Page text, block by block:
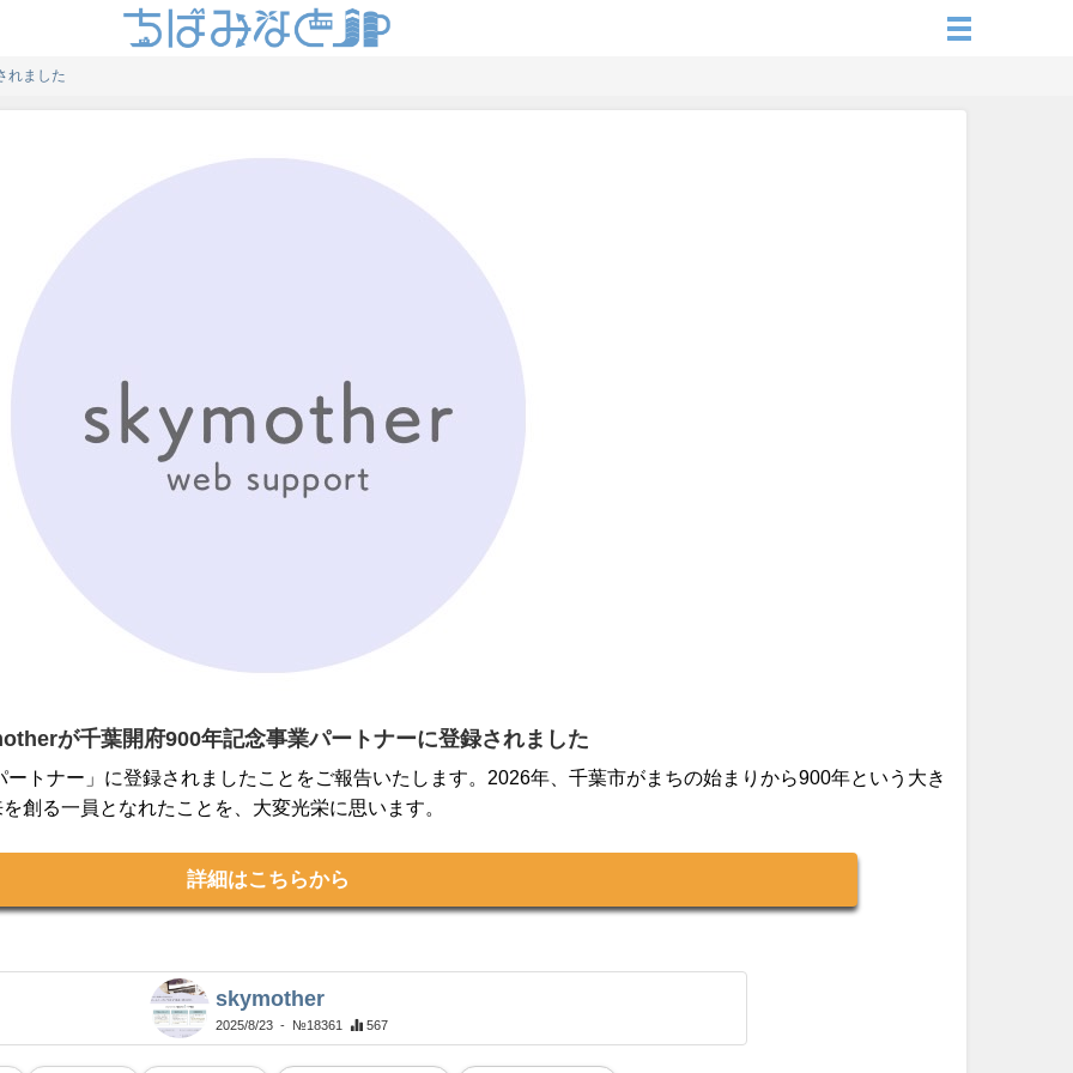
れました
が千葉開府900年記念事業パートナーに登録されました
トナー」に登録されましたことをご報告いたします。2026年、千葉市がまちの始まりから900年という大き
創る一員となれたことを、大変光栄に思います。
詳細はこちらから
skymother
2025/8/23 - №18361 567